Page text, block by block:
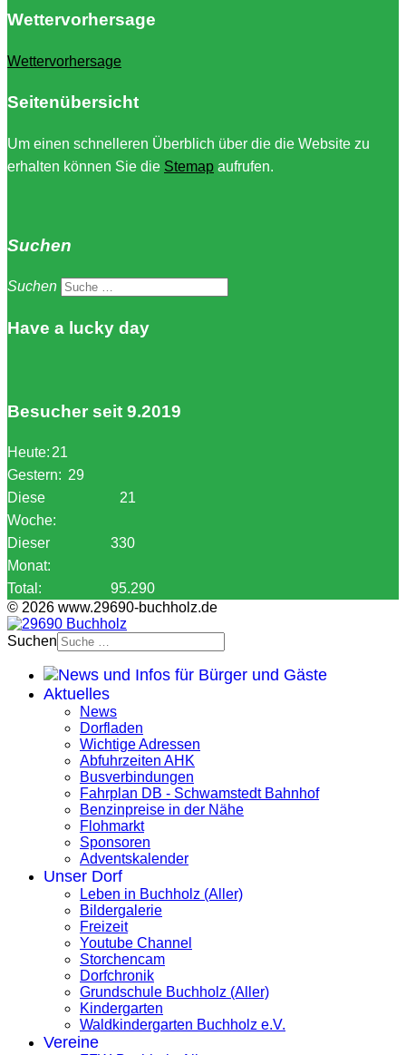
Wettervorhersage
Wettervorhersage
Seitenübersicht
Um einen schnelleren Überblich über die die Website zu
erhalten können Sie die Stemap aufrufen.
Suchen
Suchen
Have a lucky day
Besucher seit 9.2019
Heute: 21
Gestern: 29
Diese
Woche:
21
Dieser
Monat:
330
Total:
95.290
© 2026 www.29690-buchholz.de
Suchen
Aktuelles
News
Dorfladen
Wichtige Adressen
Abfuhrzeiten AHK
Busverbindungen
Fahrplan DB - Schwamstedt Bahnhof
Benzinpreise in der Nähe
Flohmarkt
Sponsoren
Adventskalender
Unser Dorf
Leben in Buchholz (Aller)
Bildergalerie
Freizeit
Youtube Channel
Storchencam
Dorfchronik
Grundschule Buchholz (Aller)
Kindergarten
Waldkindergarten Buchholz e.V.
Vereine